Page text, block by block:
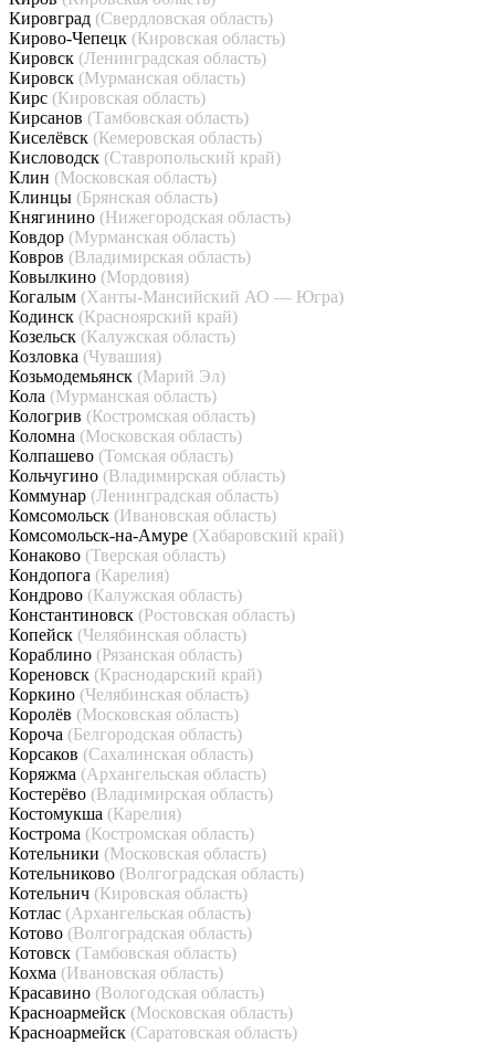
Кировград (Свердловская область)
Кирово-Чепецк (Кировская область)
Кировск (Ленинградская область)
Кировск (Мурманская область)
Кирс (Кировская область)
Кирсанов (Тамбовская область)
Киселёвск (Кемеровская область)
Кисловодск (Ставропольский край)
Клин (Московская область)
Клинцы (Брянская область)
Княгинино (Нижегородская область)
Ковдор (Мурманская область)
Ковров (Владимирская область)
Ковылкино (Мордовия)
Когалым (Ханты-Мансийский АО — Югра)
Кодинск (Красноярский край)
Козельск (Калужская область)
Козловка (Чувашия)
Козьмодемьянск (Марий Эл)
Кола (Мурманская область)
Кологрив (Костромская область)
Коломна (Московская область)
Колпашево (Томская область)
Кольчугино (Владимирская область)
Коммунар (Ленинградская область)
Комсомольск (Ивановская область)
Комсомольск-на-Амуре (Хабаровский край)
Конаково (Тверская область)
Кондопога (Карелия)
Кондрово (Калужская область)
Константиновск (Ростовская область)
Копейск (Челябинская область)
Кораблино (Рязанская область)
Кореновск (Краснодарский край)
Коркино (Челябинская область)
Королёв (Московская область)
Короча (Белгородская область)
Корсаков (Сахалинская область)
Коряжма (Архангельская область)
Костерёво (Владимирская область)
Костомукша (Карелия)
Кострома (Костромская область)
Котельники (Московская область)
Котельниково (Волгоградская область)
Котельнич (Кировская область)
Котлас (Архангельская область)
Котово (Волгоградская область)
Котовск (Тамбовская область)
Кохма (Ивановская область)
Красавино (Вологодская область)
Красноармейск (Московская область)
Красноармейск (Саратовская область)